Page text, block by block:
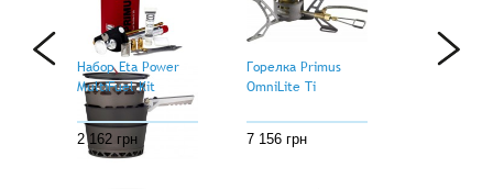
2 852 грн 1 400 грн
Набор Eta Power
MultiFuel Kit
2 162 грн
Горелка Primus
OmniLite Ti
7 156 грн